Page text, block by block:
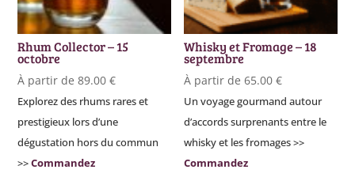
Rhum Collector – 15
octobre
À partir de89.00€
Explorez des rhums rares et
prestigieux lors d’une
dégustation hors du commun
>>Commandez
Whisky et Fromage – 18
septembre
À partir de65.00€
Un voyage gourmand autour
d’accords surprenants entre le
whisky et les fromages >>
Commandez